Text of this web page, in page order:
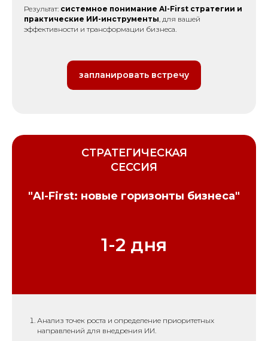
Результат: системное понимание AI-First стратегии и
практические ИИ-инструменты, для вашей
эффективности и трансформации бизнеса.
запланировать встречу
СТРАТЕГИЧЕСКАЯ
СЕССИЯ
"AI-First: новые горизонты бизнеса"
1-2 дня
Анализ точек роста и определение приоритетных
направлений для внедрения ИИ.